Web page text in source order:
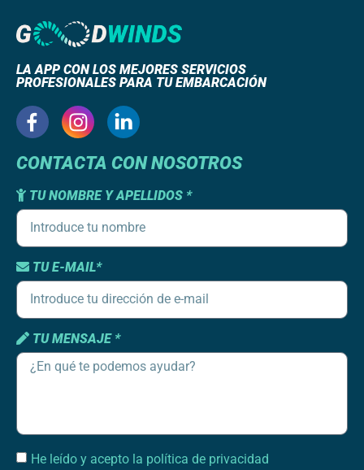
LA APP CON LOS MEJORES SERVICIOS
PROFESIONALES PARA TU EMBARCACIÓN
CONTACTA CON NOSOTROS
TU NOMBRE Y APELLIDOS *
TU E-MAIL*
TU MENSAJE *
He leído y acepto la política de privacidad